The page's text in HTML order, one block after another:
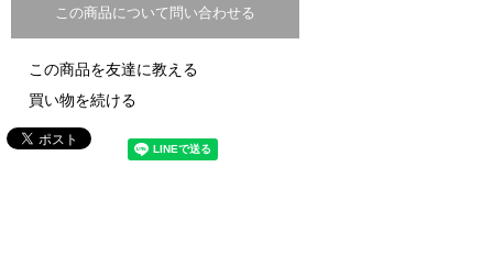
この商品について問い合わせる
この商品を友達に教える
買い物を続ける